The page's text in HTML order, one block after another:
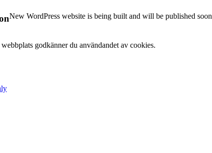
New WordPress website is being built and will be published soon
godkänner du användandet av cookies.